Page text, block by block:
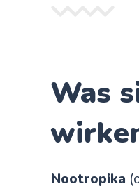
Was
Nootropika